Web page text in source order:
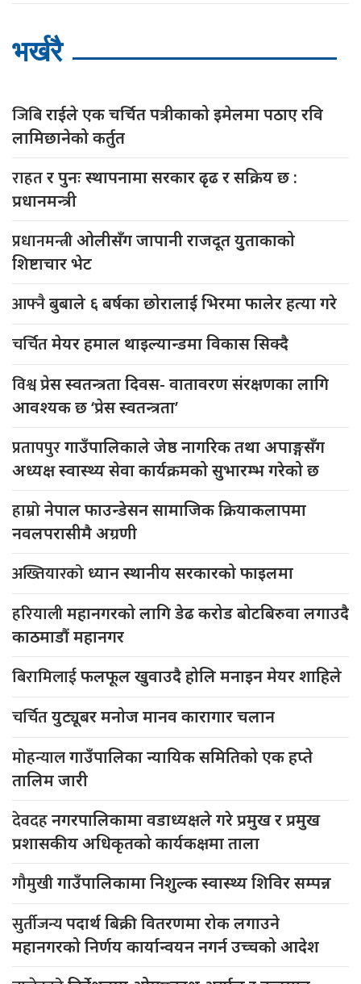
भर्खरै
जिबिराईले एक चर्चित पत्रीकाको इमेलमा पठाए रवि
लामिछानेको कर्तुत
राहतर पुनः स्थापनामा सरकार ढृढ र सक्रिय छ :
प्रधानमन्त्री
प्रधानमन्त्रीओलीसँग जापानी राजदूत युुताकाको
शिष्टाचार भेट
आफ्नैबुबाले ६ बर्षका छोरालाई भिरमा फालेर हत्या गरे
चर्चितमेयर हमाल थाइल्यान्डमा विकास सिक्दै
विश्वप्रेस स्वतन्त्रता दिवस- वातावरण संरक्षणका लागि
आवश्यक छ ‘प्रेस स्वतन्त्रता’
प्रतापपुरगाउँपालिकाले जेष्ठ नागरिक तथा अपाङ्गसँग
अध्यक्ष स्वास्थ्य सेवा कार्यक्रमको सुभारम्भ गरेको छ
हाम्रोनेपाल फाउन्डेसन सामाजिक क्रियाकलापमा
नवलपरासीमै अग्रणी
अख्तियारको ध्यान स्थानीय सरकारको फाइलमा
हरियालीमहानगरको लागि डेढ करोड बोटबिरुवा लगाउदै
काठमाडौं महानगर
बिरामिलाईफलफूल खुवाउदै होलि मनाइन मेयर शाहिले
चर्चितयुट्यूबर मनोज मानव कारागार चलान
मोहन्यालगाउँपालिका न्यायिक समितिको एक हप्ते
तालिम जारी
देवदहनगरपालिकामा वडाध्यक्षले गरे प्रमुख र प्रमुख
प्रशासकीय अधिकृतको कार्यकक्षमा ताला
गौमुखीगाउँपालिकामा निशुल्क स्वास्थ्य शिविर सम्पन्न
सुर्तीजन्यपदार्थ बिक्री वितरणमा रोक लगाउने
महानगरको निर्णय कार्यान्वयन नगर्न उच्चको आदेश